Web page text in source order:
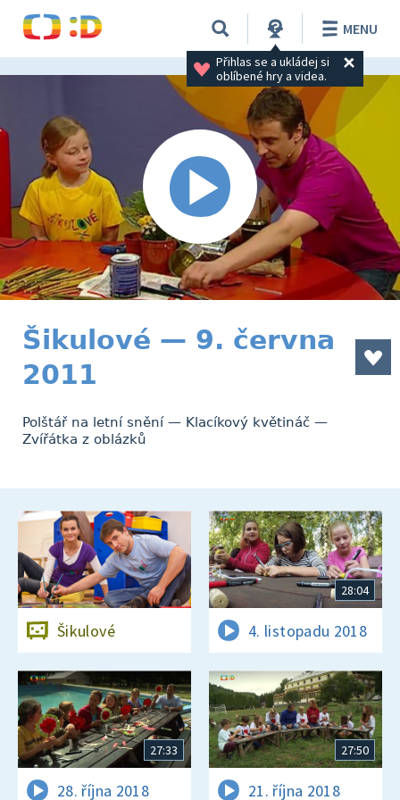
Přihlas se a ukládej si
oblíbené hry a videa.
MENU
Šikulové — 9. června
2011
Polštář na letní snění — Klacíkový květináč —
Zvířátka z oblázků
Šikulové
28:04
4. listopadu 2018
27:33
28. října 2018
27:50
21. října 2018